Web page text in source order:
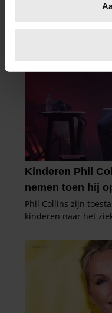
scannen op
verwerkt en stel uw
intrekken in de
We gebruiken cookies
personaliseren, om
en om ons
partners voor social
partners kunnen deze
informatie die u aan ze
gaat akkoord met